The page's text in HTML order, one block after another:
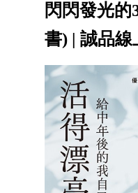
閃閃發光的
書) | 誠品線